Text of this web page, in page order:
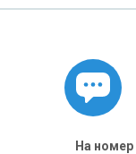
На номер